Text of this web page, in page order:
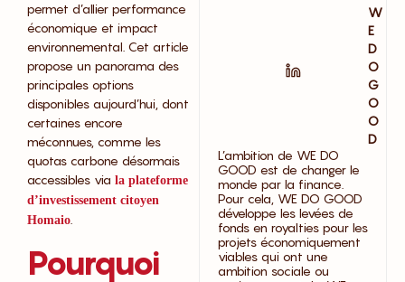
permet d’allier performance
économique et impact
environnemental. Cet article
propose un panorama des
principales options
disponibles aujourd’hui, dont
certaines encore
méconnues, comme les
quotas carbone désormais
accessibles via la plateforme
d’investissement citoyen
Homaio
Pourquoi
W
E
D
O
G
O
O
D
L’ambition de WE DO
GOOD est de changer le
monde par la finance.
Pour cela, WE DO GOOD
développe les levées de
fonds en royalties pour les
projets économiquement
viables qui ont une
ambition sociale ou